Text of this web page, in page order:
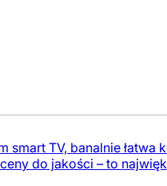
TV, banalnie
do jakości – to